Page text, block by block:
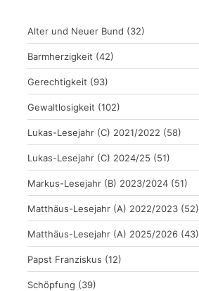
Alter und Neuer Bund (32)
Barmherzigkeit (42)
Gerechtigkeit (93)
Gewaltlosigkeit (102)
Lukas-Lesejahr (C) 2021/2022 (58)
Lukas-Lesejahr (C) 2024/25 (51)
Markus-Lesejahr (B) 2023/2024 (51)
Matthäus-Lesejahr (A) 2022/2023 (52)
Matthäus-Lesejahr (A) 2025/2026 (43)
Papst Franziskus (12)
Schöpfung (39)